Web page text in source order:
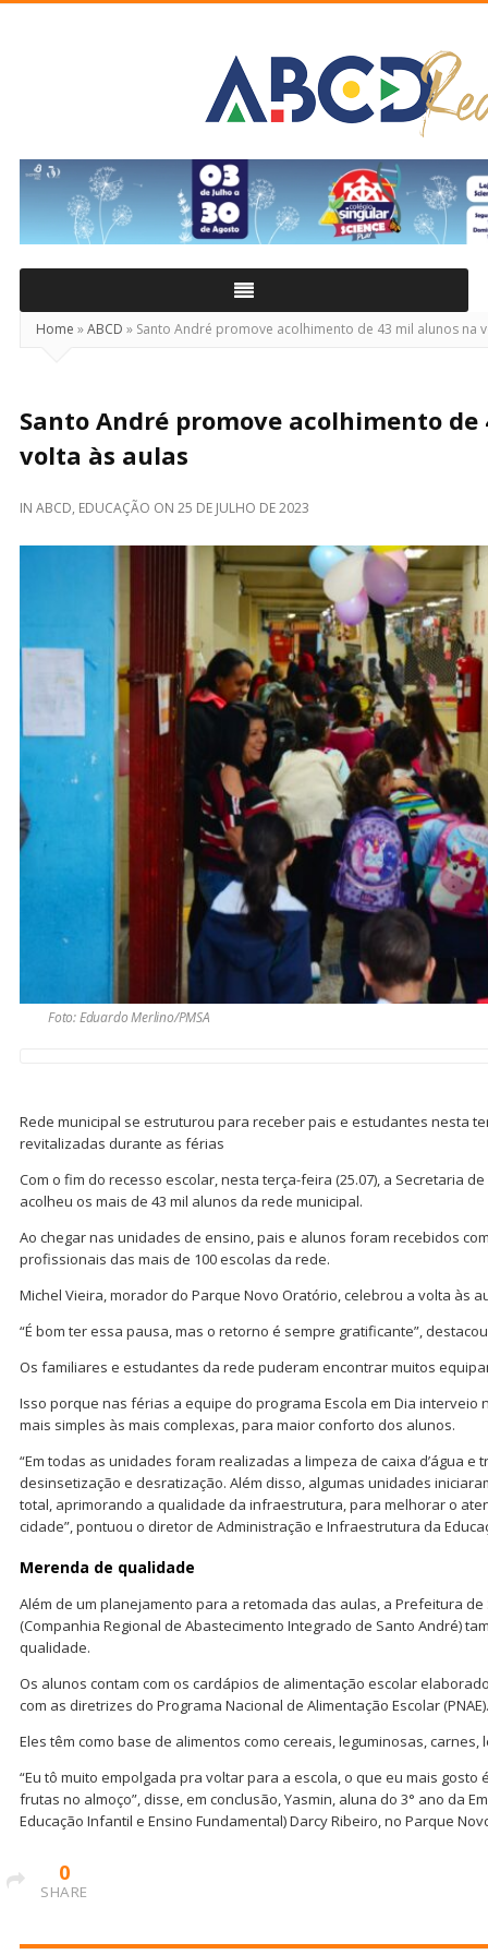
Real
Home »ABCD » Santo André promove acolhimento de 43 mil alunos na
Santo André promove acolhimento
volta às aulas
IN ABCD, EDUCAÇÃO ON 25 DE JULHO DE 2023
Foto: Eduardo Merlino/PMSA
Rede municipal se estruturou para receber pais e estudantes nesta
revitalizadas durante as férias
Com o fim do recesso escolar, nesta terça-feira (25.07), a Secretaria
acolheu os mais de 43 mil alunos da rede municipal.
Ao chegar nas unidades de ensino, pais e alunos foram recebidos
profissionais das mais de 100 escolas da rede.
Michel Vieira, morador do Parque Novo Oratório, celebrou a volta às
“É bom ter essa pausa, mas o retorno é sempre gratificante”,
Os familiares e estudantes da rede puderam encontrar muitos
Isso porque nas férias a equipe do programa Escola em Dia interveio
mais simples às mais complexas, para maior conforto dos alunos.
“Em todas as unidades foram realizadas a limpeza de caixa d’água e
desinsetização e desratização. Além disso, algumas unidades
total, aprimorando a qualidade da infraestrutura, para melhorar o
cidade”, pontuou o diretor de Administração e Infraestrutura da
Merenda de qualidade
Além de um planejamento para a retomada das aulas, a Prefeitura de
(Companhia Regional de Abastecimento Integrado de Santo André)
qualidade.
Os alunos contam com os cardápios de alimentação escolar
com as diretrizes do Programa Nacional de Alimentação Escolar (PNAE).
Eles têm como base de alimentos como cereais, leguminosas,
“Eu tô muito empolgada pra voltar para a escola, o que eu mais gosto
frutas no almoço”, disse, em conclusão, Yasmin, aluna do 3° ano da
Educação Infantil e Ensino Fundamental) Darcy Ribeiro, no Parque
0
SHARE